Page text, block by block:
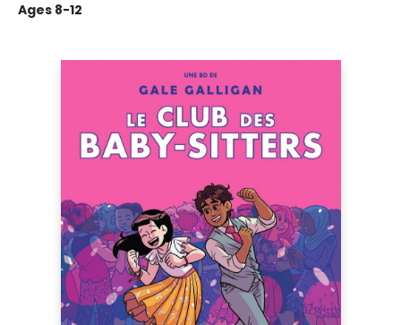
Ages 8-12